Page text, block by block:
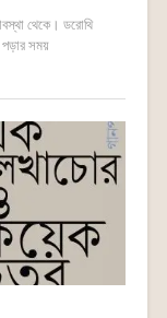
থেকে। ডরোথি
পড়ার সময়